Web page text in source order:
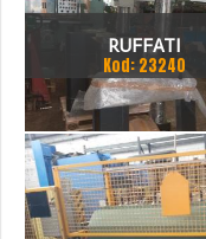
RUFFATI
Kod: 23240